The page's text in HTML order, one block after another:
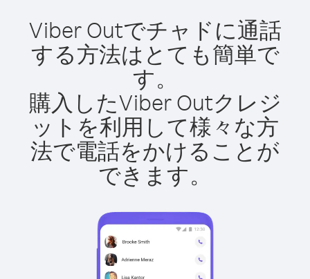
Viber Outでチャドに通話
する方法はとても簡単で
す。
購入したViber Outクレジ
ットを利用して様々な方
法で電話をかけることが
できます。